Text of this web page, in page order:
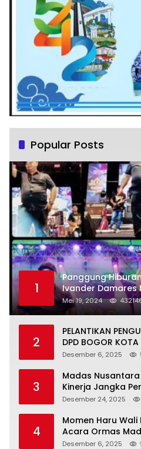
Popular Posts
1
Panggung
Ivander Damares
Warga Kejapanan
Mei 19, 2024
2
PELANTIKAN
DPD BOGOR KOTA
KHIDMAT
Desember 6, 2025
3
Madas Nusantara
Kinerja Jangka
Panjang
Desember 24, 2025
4
Momen Haru
Acara Ormas
Peci Hitam Tinggi
Desember 6, 2025